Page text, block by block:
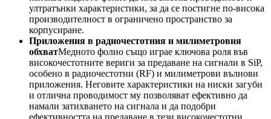
ултратънки характеристики, за да се постигне по-висока
производителност в ограничено пространство за
корпусиране.
Приложения в радиочестотния и милиметровия
обхватМедното фолио също играе ключова роля във
високочестотните вериги за предаване на сигнали в SiP,
особено в радиочестотни (RF) и милиметрови вълнови
приложения. Неговите характеристики на ниски загуби
и отлична проводимост му позволяват ефективно да
намали затихването на сигнала и да подобри